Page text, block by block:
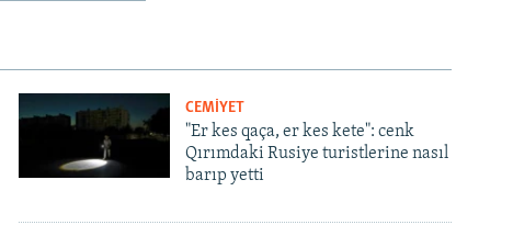
CEMİYET
"Er kes qaça, er kes kete": cenk
Qırımdaki Rusiye turistlerine nasıl
barıp yetti